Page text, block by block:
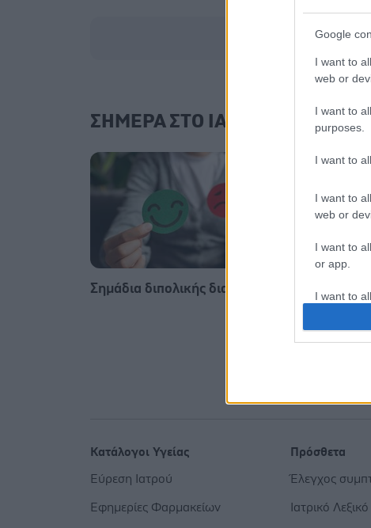
Google
I want to
web or
I want to
purposes.
I want to
I want to
web or
I want to
or app.
I want to
I want to
ΣΗΜΕΡΑ ΣΤΟ IATRONET.GR
Σημάδια διπολικής διαταραχής Φυτικές
Κατάλογοι Υγείας
Εύρεση Ιατρού
Εφημερίες Φαρμακείων
Πρόσθετα
Έλεγχος
Ιατρικό Λεξικό